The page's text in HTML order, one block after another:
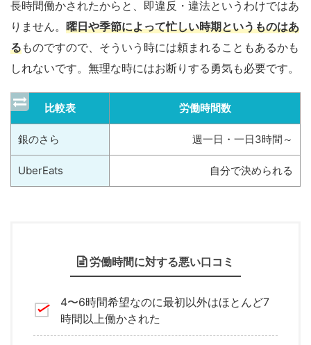
長時間働かされたからと、即違反・違法というわけではあ
りません。 曜日や季節によって忙しい時期というものはあ
るものですので、そういう時には頼まれることもあるかも
しれないです。無理な時にはお断りする勇気も必要です。
比較表 労働時間数
銀のさら 週一日・一日3時間～
UberEats 自分で決められる
労働時間に対する悪い口コミ
4〜6時間希望なのに最初以外はほとんど7
時間以上働かされた